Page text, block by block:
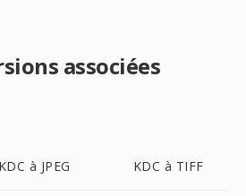
associées
KDC à JPEG KDC à TIFF